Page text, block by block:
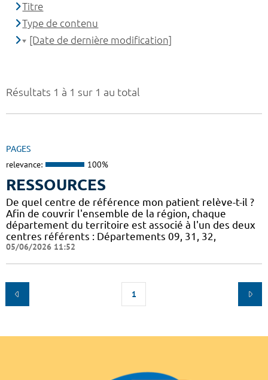
Résultats 1 à 1 sur 1 au total
PAGES
relevance: 100%
RESSOURCES
De quel centre de référence mon patient relève-t-il ?
Afin de couvrir l'ensemble de la région, chaque
département du territoire est associé à l'un des deux
centres référents : Départements 09, 31, 32,
05/06/2026 11:52
1
Titre
Type de contenu
[Date de dernière modification]